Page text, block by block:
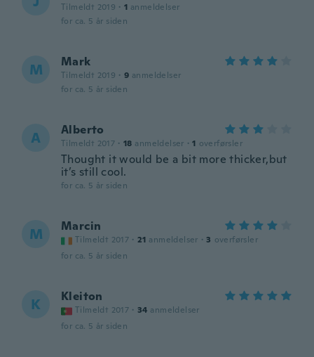
Tilmeldt 2019 · 1 anmeldelser
for ca. 5 år siden
M Mark
Tilmeldt 2019 · 9 anmeldelser
for ca. 5 år siden
A Alberto
Tilmeldt 2017 · 18 anmeldelser · 1 overførsler
Thought it would be a bit more thicker,but
it’s still cool.
for ca. 5 år siden
M Marcin
Tilmeldt 2017 · 21 anmeldelser · 3 overførsler
for ca. 5 år siden
K Kleiton
Tilmeldt 2017 · 34 anmeldelser
for ca. 5 år siden